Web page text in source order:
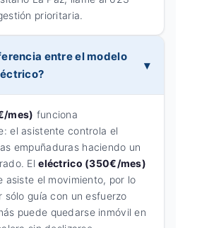
prioritaria.
entre el modelo
mes) funciona
el asistente controla el
empuñaduras haciendo un
Eleléctrico (350€/mes)
asiste el movimiento, por lo
sólo guía con un esfuerzo
puede quedarse inmóvil en